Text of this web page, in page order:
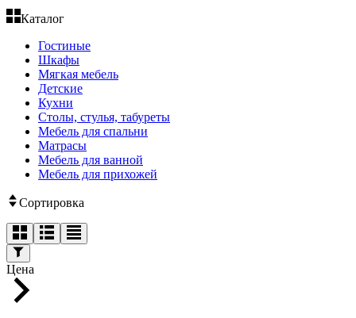
Каталог
Гостиные
Шкафы
Мягкая мебель
Детские
Кухни
Столы, стулья, табуреты
Мебель для спальни
Матрасы
Мебель для ванной
Мебель для прихожей
Сортировка
Цена